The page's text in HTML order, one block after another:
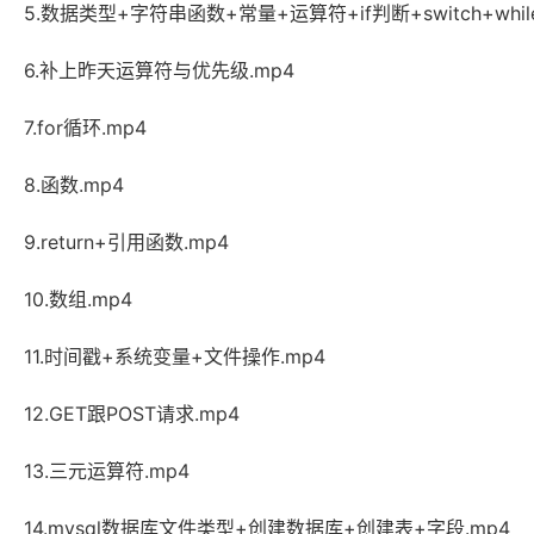
5.数据类型+字符串函数+常量+运算符+if判断
6.补上昨天运算符与优先级.mp4
7.for循环.mp4
8.函数.mp4
9.return+引用函数.mp4
10.数组.mp4
11.时间戳+系统变量+文件操作.mp4
12.GET跟POST请求.mp4
13.三元运算符.mp4
14.mysql数据库文件类型+创建数据库+创建表+字段.mp4